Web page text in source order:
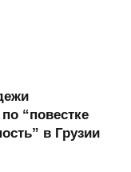
“повестке
в Грузии